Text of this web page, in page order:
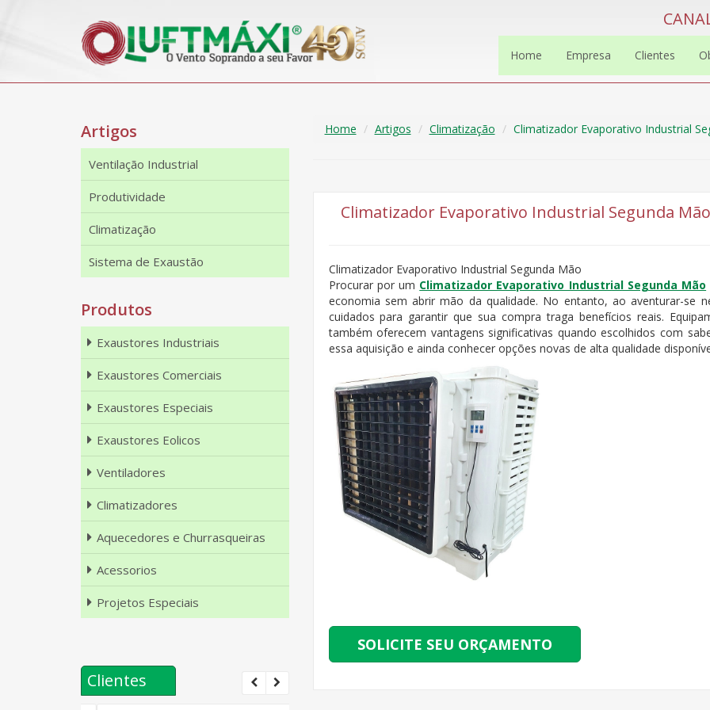
Home Empresa Clientes
Home Artigos Climatização Climatizador Evaporativo Industrial
Climatizador Evaporativo Industrial Segunda Mão
Climatizador Evaporativo Industrial Segunda Mão
Procurar por um Climatizador Evaporativo Industrial Segunda Mão
economia sem abrir mão da qualidade. No entanto, ao aventurar-se
cuidados para garantir que sua compra traga benefícios reais.
também oferecem vantagens significativas quando escolhidos com
essa aquisição e ainda conhecer opções novas de alta qualidade
SOLICITE SEU ORÇAMENTO
Artigos
Ventilação Industrial
Produtividade
Climatização
Sistema de Exaustão
Produtos
Exaustores Industriais
Exaustores Comerciais
Exaustores Especiais
Exaustores Eolicos
Ventiladores
Climatizadores
Aquecedores e Churrasqueiras
Acessorios
Projetos Especiais
Clientes